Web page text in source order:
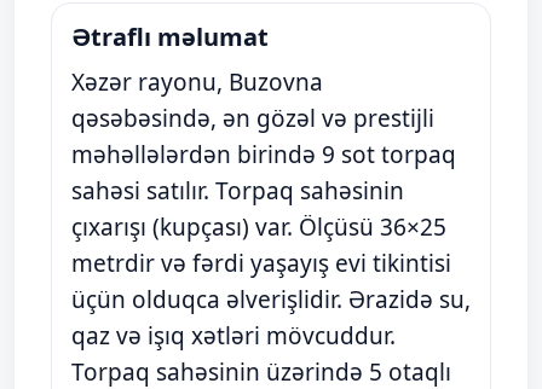
Ətraflı məlumat
Xəzər rayonu, Buzovna
qəsəbəsində, ən gözəl və prestijli
məhəllələrdən birində 9 sot torpaq
sahəsi satılır. Torpaq sahəsinin
çıxarışı (kupçası) var. Ölçüsü 36×25
metrdir və fərdi yaşayış evi tikintisi
üçün olduqca əlverişlidir. Ərazidə su,
qaz və işıq xətləri mövcuddur.
Torpaq sahəsinin üzərində 5 otaqlı